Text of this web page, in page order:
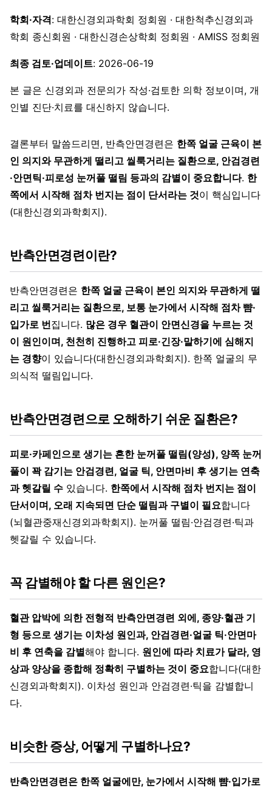
학회·자격: 대한신경외과학회 정회원 · 대한척추신경외과
학회 종신회원 · 대한신경손상학회 정회원 · AMISS 정회원
최종 검토·업데이트: 2026-06-19
본 글은 신경외과 전문의가 작성·검토한 의학 정보이며, 개
인별 진단·치료를 대신하지 않습니다.
결론부터 말씀드리면, 반측안면경련은 한쪽 얼굴 근육이 본
인 의지와 무관하게 떨리고 씰룩거리는 질환으로, 안검경련
·안면틱·피로성 눈꺼풀 떨림 등과의 감별이 중요합니다. 한
쪽에서 시작해 점차 번지는 점이 단서라는 것이 핵심입니다
(대한신경외과학회지).
반측안면경련이란?
반측안면경련은 한쪽 얼굴 근육이 본인 의지와 무관하게 떨
리고 씰룩거리는 질환으로, 보통 눈가에서 시작해 점차 뺨·
입가로 번집니다. 많은 경우 혈관이 안면신경을 누르는 것
이 원인이며, 천천히 진행하고 피로·긴장·말하기에 심해지
는 경향이 있습니다(대한신경외과학회지). 한쪽 얼굴의 무
의식적 떨림입니다.
반측안면경련으로 오해하기 쉬운 질환은?
피로·카페인으로 생기는 흔한 눈꺼풀 떨림(양성), 양쪽 눈꺼
풀이 꽉 감기는 안검경련, 얼굴 틱, 안면마비 후 생기는 연축
과 헷갈릴 수 있습니다. 한쪽에서 시작해 점차 번지는 점이
단서이며, 오래 지속되면 단순 떨림과 구별이 필요합니다
(뇌혈관중재신경외과학회지). 눈꺼풀 떨림·안검경련·틱과
헷갈릴 수 있습니다.
꼭 감별해야 할 다른 원인은?
혈관 압박에 의한 전형적 반측안면경련 외에, 종양·혈관 기
형 등으로 생기는 이차성 원인과, 안검경련·얼굴 틱·안면마
비 후 연축을 감별해야 합니다. 원인에 따라 치료가 달라, 영
상과 양상을 종합해 정확히 구별하는 것이 중요합니다(대한
신경외과학회지). 이차성 원인과 안검경련·틱을 감별합니
다.
비슷한 증상, 어떻게 구별하나요?
반측안면경련은 한쪽 얼굴에만, 눈가에서 시작해 뺨·입가로